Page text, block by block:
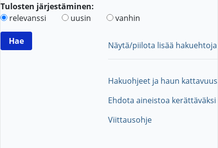
Tulosten järjestäminen:
relevanssi
uusin vanhin
Näytä/piilota lisää hakuehtoja
Hakuohjeet ja haun kattavuus
Ehdota aineistoa kerättäväksi
Viittausohje